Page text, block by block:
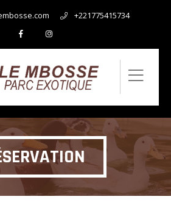
+221775415734